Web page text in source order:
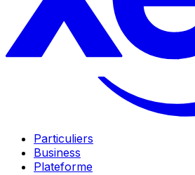
Particuliers
Business
Plateforme